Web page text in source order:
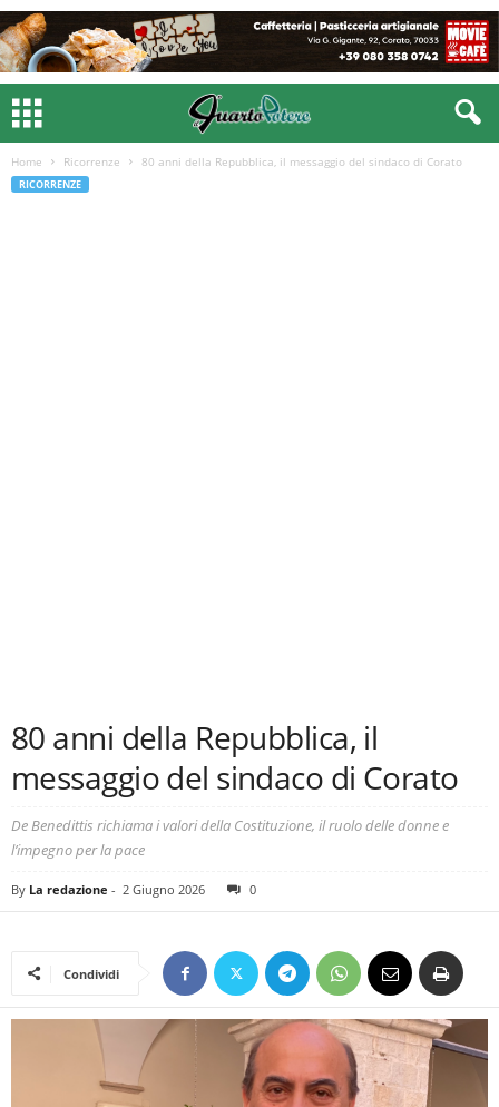
Home Ricorrenze 80 anni della Repubblica, il messaggio del sindaco di Corato
RICORRENZE
80 anni della Repubblica, il
messaggio del sindaco di Corato
De Benedittis richiama i valori della Costituzione, il ruolo delle donne e
l’impegno per la pace
By La redazione - 2 Giugno 2026 0
Condividi